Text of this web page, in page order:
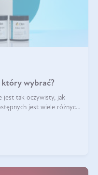
który wybrać?
jest tak oczywisty, jak
jest wiele różnych